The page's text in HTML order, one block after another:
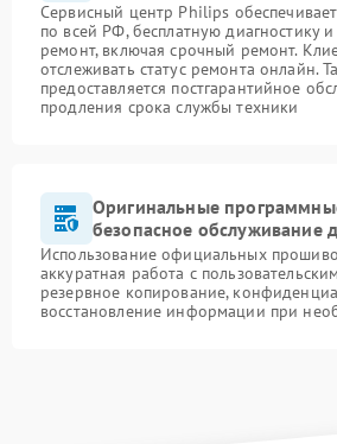
Сервисный центр Philips
по всей РФ, бесплатную диагностику
ремонт, включая срочный ремонт.
отслеживать статус ремонта онлайн.
предоставляется постгарантийное
продления срока службы техники
Оригинальные
безопасное обслуживание
Использование официальных
аккуратная работа с
резервное копирование,
восстановление информации при